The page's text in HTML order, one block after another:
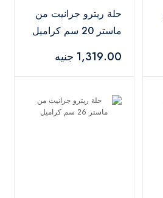
حلة ريترو جرانيت من
ماستر 20 سم كراميل
1,319.00 جنيه